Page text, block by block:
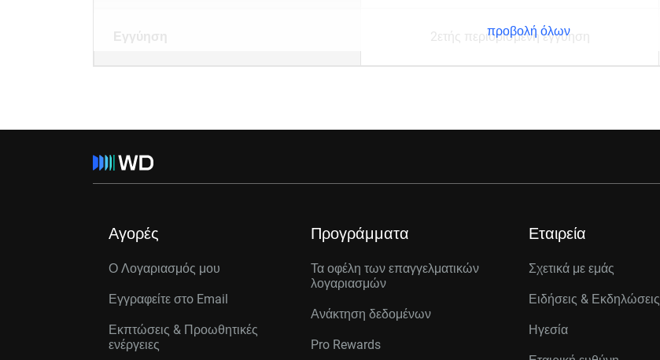
Εγγύηση 2ετής περιορισμένη εγγύηση
προβολή όλων
Αγορές
Ο Λογαριασμός μου
Εγγραφείτε στo Email
Εκπτώσεις & Προωθητικές
ενέργειες
Προγράμματα
Τα οφέλη των επαγγελματικών
λογαριασμών
Ανάκτηση δεδομένων
Pro Rewards
Εταιρεία
Σχετικά με εμάς
Ειδήσεις & Εκδηλώσεις
Ηγεσία